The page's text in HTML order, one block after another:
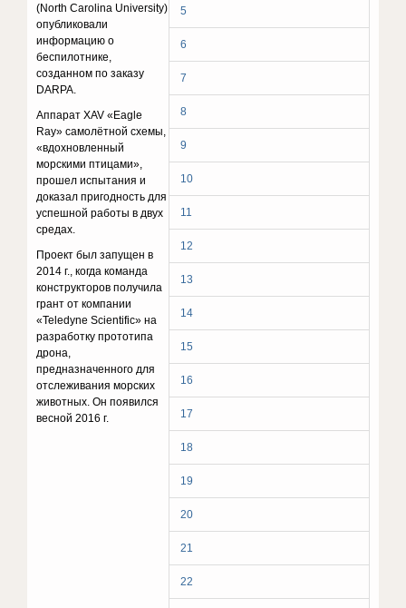
5
6
7
8
9
10
11
12
13
14
15
16
17
18
19
20
21
22
(North Carolina University)
опубликовали
информацию о
беспилотнике,
созданном по заказу
DARPA.
Аппарат XAV «Eagle
Ray» самолётной схемы,
«вдохновленный
морскими птицами»,
прошел испытания и
доказал пригодность для
успешной работы в двух
средах.
Проект был запущен в
2014 г., когда команда
конструкторов получила
грант от компании
«Teledyne Scientific» на
разработку прототипа
дрона,
предназначенного для
отслеживания морских
животных. Он появился
весной 2016 г.